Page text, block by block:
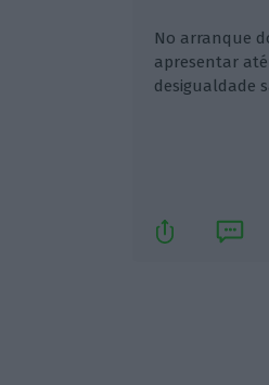
No arranque
apresentar
desigualdade